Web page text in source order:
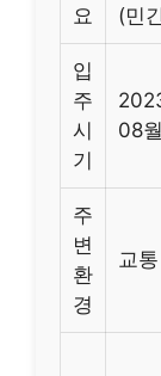
요
(민
입
주
시
기
08월
주
변
환
경
교통